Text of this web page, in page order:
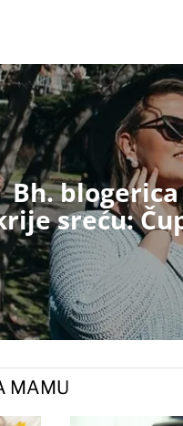
Bh.
sreću:
MAMU